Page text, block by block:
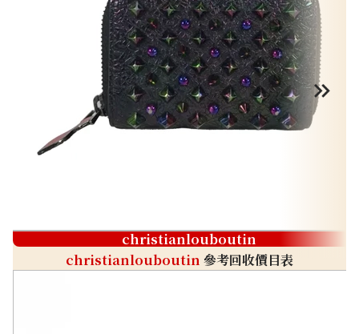
christianlouboutin
christianlouboutin 參考回收價目表